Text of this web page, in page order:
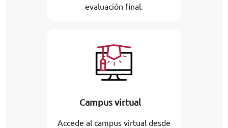
evaluación final.
Campus virtual
Accede al campus virtual desde